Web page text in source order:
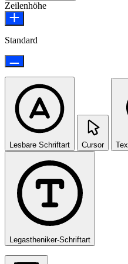
Zeilenhöhe
Standard
Lesbare Schriftart Cursor
Legastheniker-Schriftart